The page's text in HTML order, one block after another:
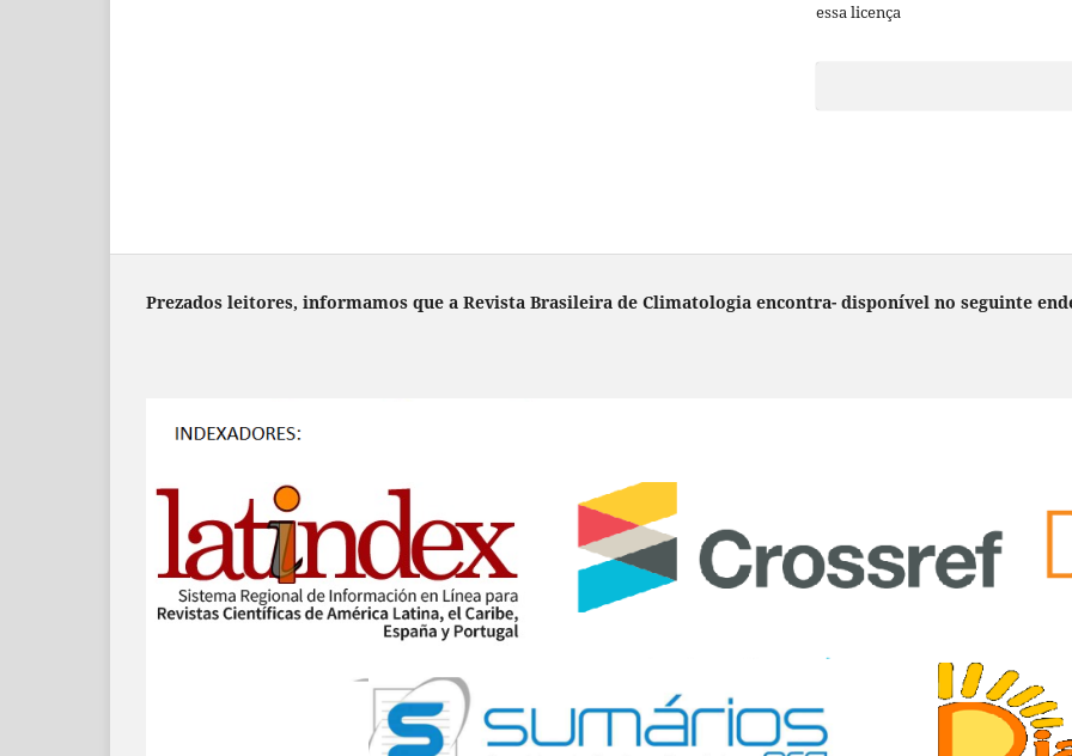
essa licença
Prezados leitores, informamos que a Revista Brasileira de Climatologia encontra- disponível no seguinte